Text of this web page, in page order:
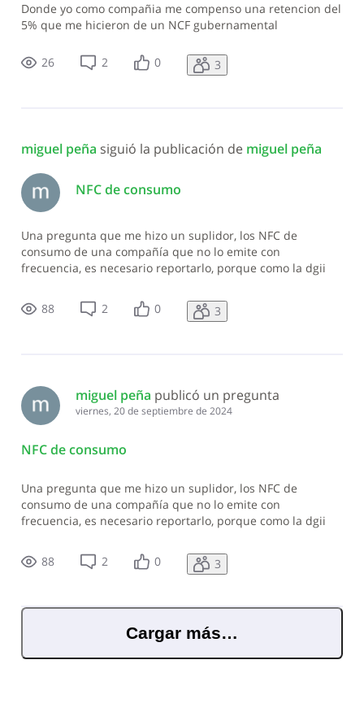
Donde yo como compañia me compenso una retencion del
5% que me hicieron de un NCF gubernamental
26 2 0 3
miguel peña siguió la publicación de miguel peña
NFC de consumo
Una pregunta que me hizo un suplidor, los NFC de
consumo de una compañía que no lo emite con
frecuencia, es necesario reportarlo, porque como la dgii
88
2 0 3
miguel peña publicó un pregunta
viernes, 20 de septiembre de 2024
NFC de consumo
Una pregunta que me hizo un suplidor, los NFC de
consumo de una compañía que no lo emite con
frecuencia, es necesario reportarlo, porque como la dgii
88
2 0 3
Cargar más…